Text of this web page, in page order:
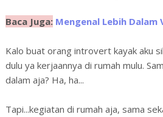
Baca Juga: Mengenal Lebih Dalam
Kalo buat orang introvert kayak aku
dulu ya kerjaannya di rumah mulu.
dalam aja? Ha, ha...
Tapi...kegiatan di rumah aja, sama